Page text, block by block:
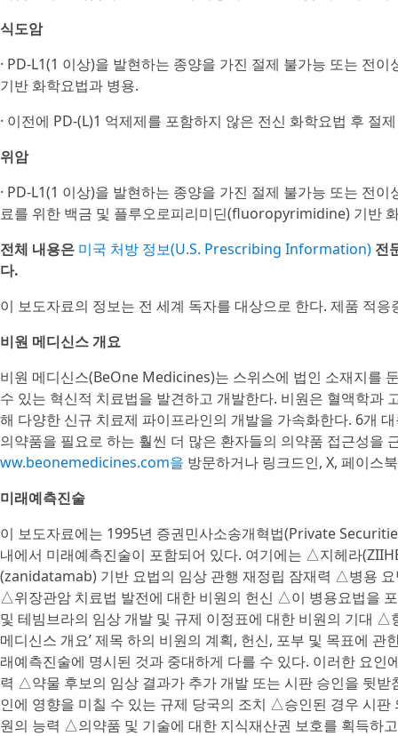
식도암
· PD-L1(1 이상)을 발현하는 종양을 가진 절제 불가능 또는 전
기반 화학요법과 병용.
· 이전에 PD-(L)1 억제제를 포함하지 않은 전신 화학요법 후 절
위암
· PD-L1(1 이상)을 발현하는 종양을 가진 절제 불가능 또는 전
료를 위한 백금 및 플루오로피리미딘(fluoropyrimidine) 기반
전체 내용은 미국 처방 정보(U.S. Prescribing Information) 전
다.
이 보도자료의 정보는 전 세계 독자를 대상으로 한다. 제품 적응
비원 메디신스 개요
비원 메디신스(BeOne Medicines)는 스위스에 법인 소재지를
수 있는 혁신적 치료법을 발견하고 개발한다. 비원은 혈액학과
해 다양한 신규 치료제 파이프라인의 개발을 가속화한다. 6개
의약품을 필요로 하는 훨씬 더 많은 환자들의 의약품 접근성
ww.beonemedicines.com을 방문하거나 링크드인, X, 페이스
미래예측진술
이 보도자료에는 1995년 증권민사소송개혁법(Private
내에서 미래예측진술이 포함되어 있다. 여기에는 △지헤라
(zanidatamab) 기반 요법의 임상 관행 재정립 잠재력 △병용
△위장관암 치료법 발전에 대한 비원의 헌신 △이 병용요법을
및 테빔브라의 임상 개발 및 규제 이정표에 대한 비원의 기대
메디신스 개요’ 제목 하의 비원의 계획, 헌신, 포부 및 목표에
래예측진술에 명시된 것과 중대하게 다를 수 있다. 이러한 요
력 △약물 후보의 임상 결과가 추가 개발 또는 시판 승인을 뒷
인에 영향을 미칠 수 있는 규제 당국의 조치 △승인된 경우 시
원의 능력 △의약품 및 기술에 대한 지식재산권 보호를 획득하